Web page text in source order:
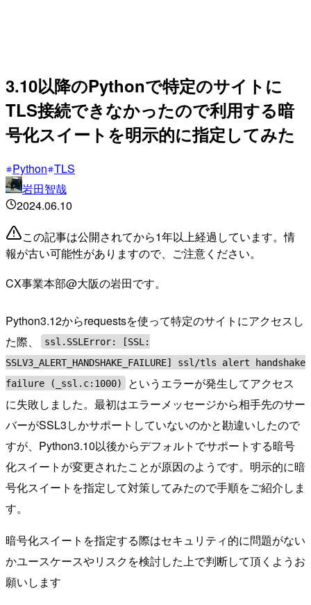
3.10以降のPythonで特定のサイトに
TLS接続できなかったので利用する暗
号化スイートを明示的に指定してみた
Python TLS
岩田智哉
2024.06.10
この記事は公開されてから1年以上経過しています。情
報が古い可能性がありますので、ご注意ください。
CX事業本部@大阪の岩田です。
Python3.12からrequestsを使って特定のサイトにアクセスし
た際、
ssl.SSLError: [SSL:
SSLV3_ALERT_HANDSHAKE_FAILURE] ssl/tls alert handshake
failure (_ssl.c:1000)
というエラーが発生してアクセス
に失敗しました。最初はエラーメッセージから相手先のサー
バーがSSL3しかサポートしていないのかと勘違いしたので
すが、Python3.10以後からデフォルトでサポートする暗号
化スイートが変更されたことが原因のようです。明示的に暗
号化スイートを指定して対策してみたので手順をご紹介しま
す。
暗号化スイートを指定する際はセキュリティ的に問題がない
かユースケースやリスクを検討した上で判断して頂くようお
願いします